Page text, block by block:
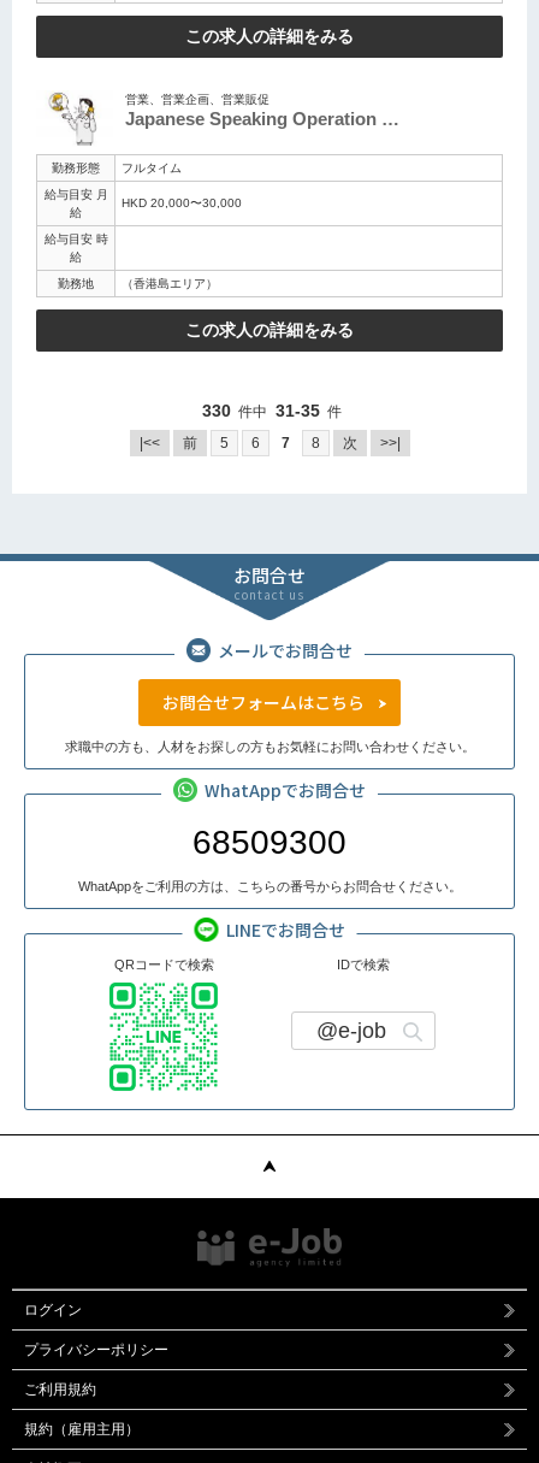
この求人の詳細をみる
営業、営業企画、営業販促
Japanese Speaking Operation …
勤務形態
フルタイム
給与目安 月
給
HKD 20,000〜30,000
給与目安 時
給
勤務地
（香港島エリア）
この求人の詳細をみる
330 件中 31-35 件
|<<
前 5 6 7 8 次 >>|
お問合せ
contact us
メールでお問合せ
お問合せフォームはこちら
求職中の方も、人材をお探しの方もお気軽にお問い合わせください。
WhatAppでお問合せ
68509300
WhatAppをご利用の方は、こちらの番号からお問合せください。
LINEでお問合せ
QRコードで検索 IDで検索
@e-job
ログイン
プライバシーポリシー
ご利用規約
規約（雇用主用）